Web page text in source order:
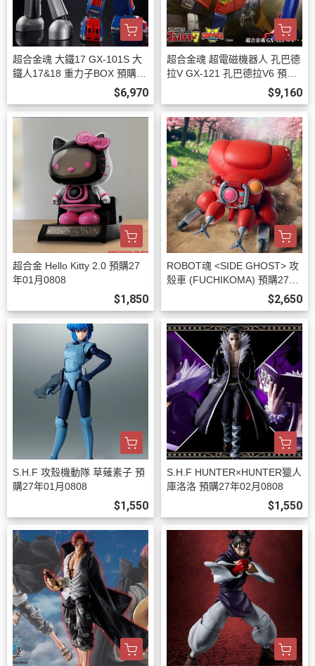
超合金魂 大鐵17 GX-101S 大
鐵人17&18 重力子BOX 預購27
$6,970
超合金魂 超電磁機器人 孔巴德
拉V GX-121 孔巴德拉V6 預購2
$9,160
超合金 Hello Kitty 2.0 預購27
年01月0808
$1,850
ROBOT魂 <SIDE GHOST> 攻
殼車 (FUCHIKOMA) 預購27年
$2,650
S.H.F 攻殼機動隊 草薙素子 預
購27年01月0808
$1,550
S.H.F HUNTER×HUNTER獵人
庫洛洛 預購27年02月0808
$1,550